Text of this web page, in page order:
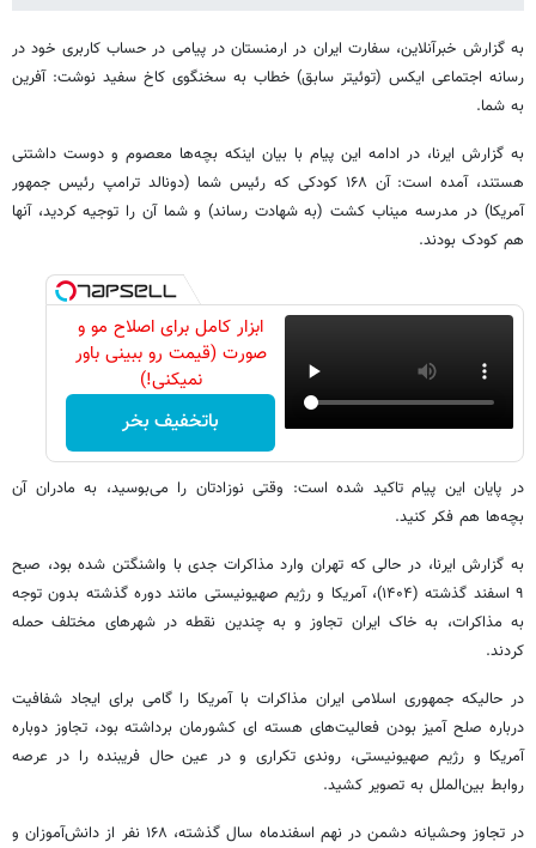
به گزارش خبرآنلاین، سفارت ایران در ارمنستان در پیامی در حساب کاربری خود در
رسانه اجتماعی ایکس (توئیتر سابق) خطاب به سخنگوی کاخ سفید نوشت: آفرین
به شما.
به گزارش ایرنا، در ادامه این پیام با بیان اینکه بچه‌ها معصوم و دوست داشتنی
هستند، آمده است: آن ۱۶۸ کودکی که رئیس شما (دونالد ترامپ رئیس جمهور
آمریکا) در مدرسه میناب کشت (به شهادت رساند) و شما آن را توجیه کردید، آنها
هم کودک بودند.
ابزار کامل برای اصلاح مو و
صورت (قیمت رو ببینی باور
نمیکنی!)
باتخفیف بخر
در پایان این پیام تاکید شده است: وقتی نوزادتان را می‌بوسید، به مادران آن
بچه‌ها هم فکر کنید.
به گزارش ایرنا، در حالی که تهران وارد مذاکرات جدی با واشنگتن شده بود، صبح
۹ اسفند گذشته (۱۴۰۴)، آمریکا و رژیم صهیونیستی مانند دوره گذشته بدون توجه
به مذاکرات، به خاک ایران تجاوز و به چندین نقطه در شهرهای مختلف حمله
کردند.
‌در حالیکه جمهوری اسلامی ایران مذاکرات با آمریکا را گامی برای ایجاد شفافیت
درباره صلح آمیز بودن فعالیت‌های هسته ای کشورمان برداشته بود، تجاوز دوباره
آمریکا و رژیم صهیونیستی، روندی تکراری و در عین حال فریبنده را در عرصه
روابط بین‌الملل به تصویر کشید.
در تجاوز وحشیانه دشمن در نهم اسفندماه سال گذشته، ۱۶۸ نفر از دانش‌آموزان و